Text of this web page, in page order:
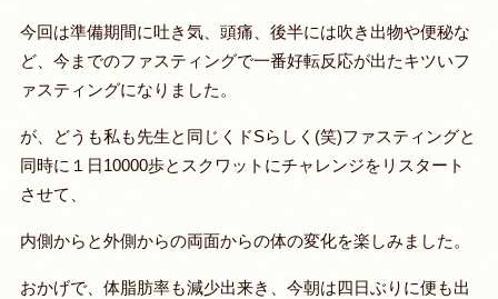
今回は準備期間に吐き気、頭痛、後半には吹き出物や便秘な
ど、今までのファスティングで一番好転反応が出たキツいフ
ァスティングになりました。
が、どうも私も先生と同じくドSらしく(笑)ファスティングと
同時に１日10000歩とスクワットにチャレンジをリスタート
させて、
内側からと外側からの両面からの体の変化を楽しみました。
おかげで、体脂肪率も減少出来き、今朝は四日ぶりに便も出